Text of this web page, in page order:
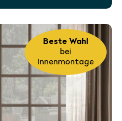
Beste Wahl
bei
Innenmontage